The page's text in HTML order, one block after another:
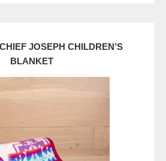
JOSEPH CHILDREN’S
BLANKET